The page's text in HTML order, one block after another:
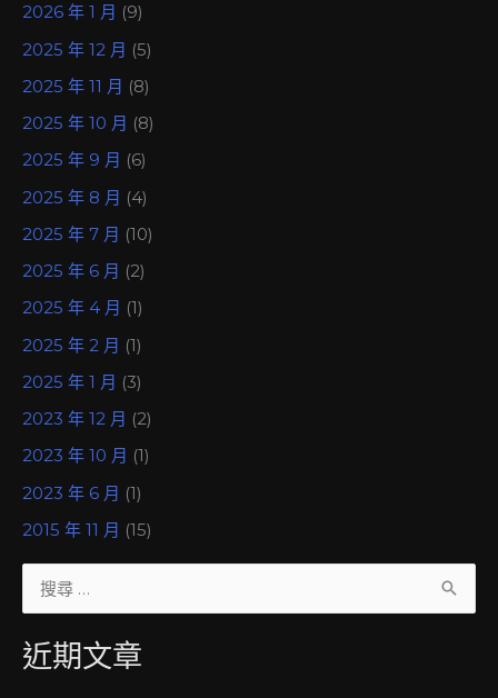
2026 年 1 月 (9)
2025 年 12 月 (5)
2025 年 11 月 (8)
2025 年 10 月 (8)
2025 年 9 月 (6)
2025 年 8 月 (4)
2025 年 7 月 (10)
2025 年 6 月 (2)
2025 年 4 月 (1)
2025 年 2 月 (1)
2025 年 1 月 (3)
2023 年 12 月 (2)
2023 年 10 月 (1)
2023 年 6 月 (1)
2015 年 11 月 (15)
關
近期文章